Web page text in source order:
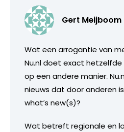
Gert Meijboom
Wat een arrogantie van
Nu.nl doet exact hetzelfde
op een andere manier.
nieuws dat door anderen
what’s new(s)?
Wat betreft regionale en